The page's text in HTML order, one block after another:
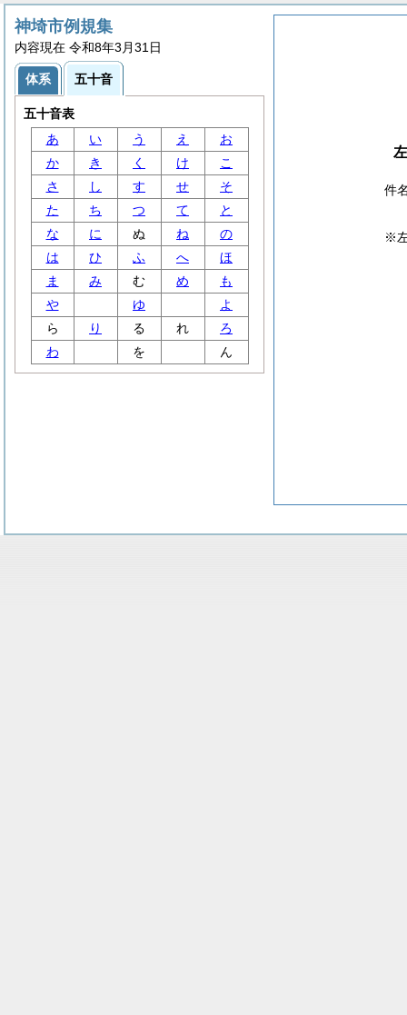
件
※
神埼市例規集
内容現在 令和8年3月31日
体系 五十音
五十音表
あ
い う え
お
か
き く け
こ
さ
し す せ
そ
た
ち つ て
と
な
に ぬ ね
の
は
ひ ふ へ
ほ
ま
み む め
も
や
ゆ
よ
ら
り る れ
ろ
わ
を ん